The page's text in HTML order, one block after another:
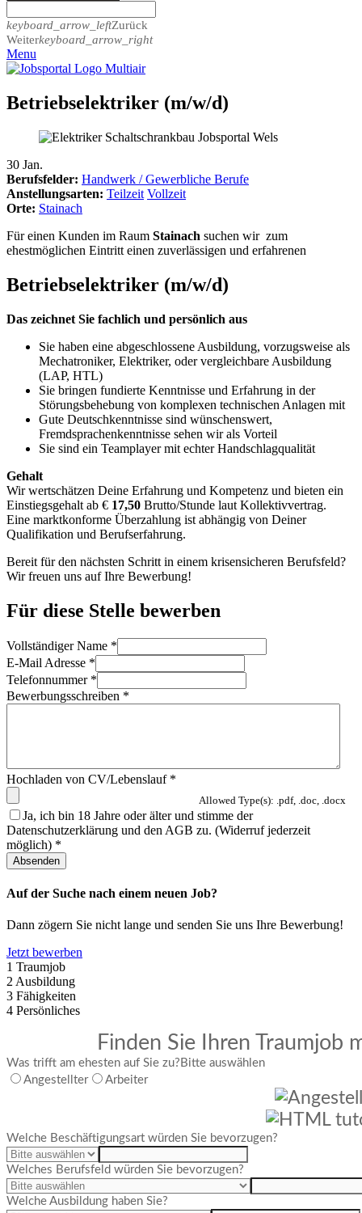
keyboard_arrow_leftZurück
Weiterkeyboard_arrow_right
Menu
Betriebselektriker (m/w/d)
30 Jan.
Berufsfelder: Handwerk / Gewerbliche Berufe
Anstellungsarten: Teilzeit Vollzeit
Orte: Stainach
Für einen Kunden im Raum Stainach suchen wir zum
ehestmöglichen Eintritt einen zuverlässigen und erfahrenen
Betriebselektriker (m/w/d)
Das zeichnet Sie fachlich und persönlich aus
Sie haben eine abgeschlossene Ausbildung, vorzugsweise als
Mechatroniker, Elektriker, oder vergleichbare Ausbildung
(LAP, HTL)
Sie bringen fundierte Kenntnisse und Erfahrung in der
Störungsbehebung von komplexen technischen Anlagen mit
Gute Deutschkenntnisse sind wünschenswert,
Fremdsprachenkenntnisse sehen wir als Vorteil
Sie sind ein Teamplayer mit echter Handschlagqualität
Gehalt
Wir wertschätzen Deine Erfahrung und Kompetenz und bieten ein
Einstiegsgehalt ab € 17,50 Brutto/Stunde laut Kollektivvertrag.
Eine marktkonforme Überzahlung ist abhängig von Deiner
Qualifikation und Berufserfahrung.
Bereit für den nächsten Schritt in einem krisensicheren Berufsfeld?
Wir freuen uns auf Ihre Bewerbung!
Für diese Stelle bewerben
Vollständiger Name *
E-Mail Adresse *
Telefonnummer *
Bewerbungsschreiben *
Hochladen von CV/Lebenslauf *
Allowed Type(s): .pdf, .doc, .docx
Ja, ich bin 18 Jahre oder älter und stimme der
Datenschutzerklärung und den AGB zu. (Widerruf jederzeit
möglich) *
Auf der Suche nach einem neuen Job?
Dann zögern Sie nicht lange und senden Sie uns Ihre Bewerbung!
Jetzt bewerben
1 Traumjob
2 Ausbildung
3 Fähigkeiten
4 Persönliches
Finden Sie Ihren Traumjob
Was trifft am ehesten auf Sie zu? Bitte auswählen
Angestellter
Arbeiter
Welche Beschäftigungsart würden Sie bevorzugen?
Welches Berufsfeld würden Sie bevorzugen?
Welche Ausbildung haben Sie?